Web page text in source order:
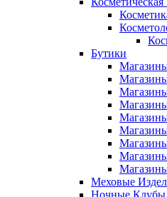
Бутики
Меховые
Ночные Клубы